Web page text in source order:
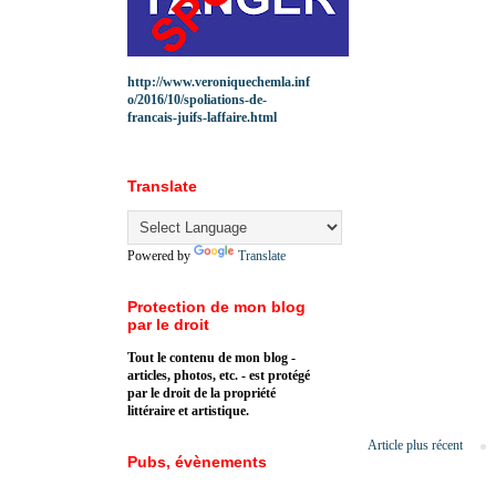
Article plus récent
http://www.veroniquechemla.inf
o/2016/10/spoliations-de-
francais-juifs-laffaire.html
Translate
Powered by Translate
Protection de mon blog
par le droit
Tout le contenu de mon blog -
articles, photos, etc. - est protégé
par le droit de la propriété
littéraire et artistique.
Pubs, évènements